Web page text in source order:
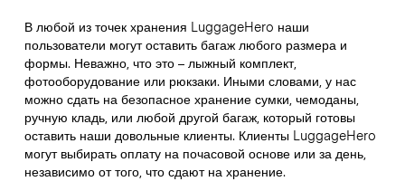
В любой из точек хранения LuggageHero наши
пользователи могут оставить багаж любого размера и
формы. Неважно, что это – лыжный комплект,
фотооборудование или рюкзаки. Иными словами, у нас
можно сдать на безопасное хранение сумки, чемоданы,
ручную кладь, или любой другой багаж, который готовы
оставить наши довольные клиенты. Клиенты LuggageHero
могут выбирать оплату на почасовой основе или за день,
независимо от того, что сдают на хранение.